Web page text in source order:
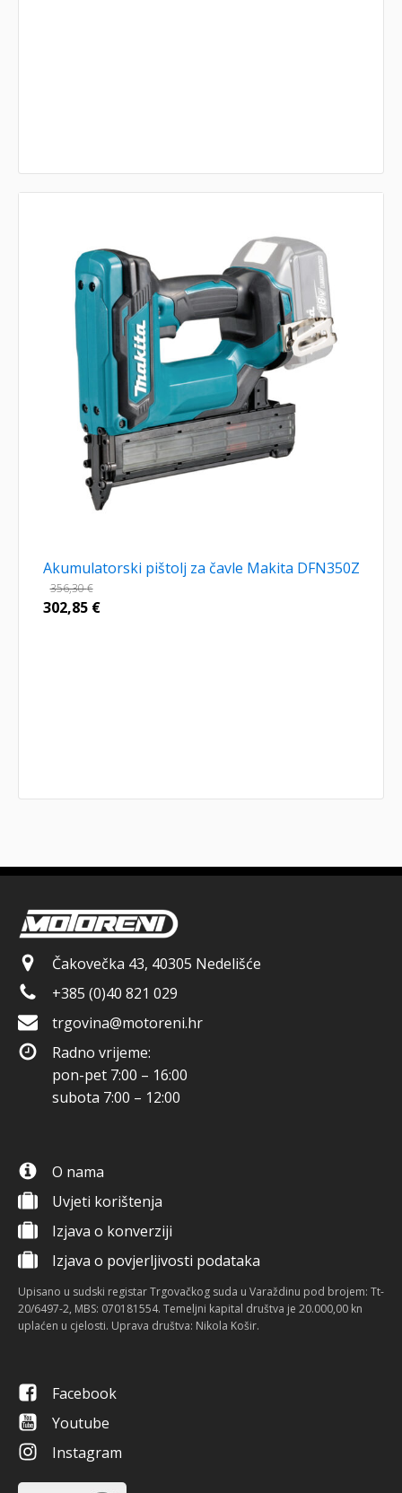
Akumulatorski pištolj za čavle Makita DFN350Z
356,30€
302,85 €
Čakovečka 43, 40305 Nedelišće
+385 (0)40 821 029
trgovina@motoreni.hr
Radno vrijeme:
pon-pet 7:00 – 16:00
subota 7:00 – 12:00
O nama
Uvjeti korištenja
Izjava o konverziji
Izjava o povjerljivosti podataka
Upisano u sudski registar Trgovačkog suda u Varaždinu pod brojem: Tt-
20/6497-2, MBS: 070181554. Temeljni kapital društva je 20.000,00 kn
uplaćen u cjelosti. Uprava društva: Nikola Košir.
Facebook
Youtube
Instagram